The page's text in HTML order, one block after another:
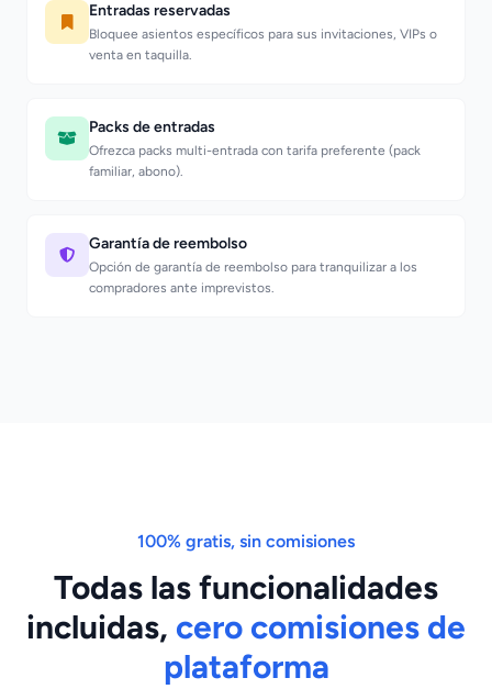
Entradas reservadas
Bloquee asientos específicos para sus invitaciones, VIPs o
venta en taquilla.
Packs de entradas
Ofrezca packs multi-entrada con tarifa preferente (pack
familiar, abono).
Garantía de reembolso
Opción de garantía de reembolso para tranquilizar a los
compradores ante imprevistos.
100% gratis, sin comisiones
Todas las funcionalidades
incluidas, cero comisiones de
plataforma